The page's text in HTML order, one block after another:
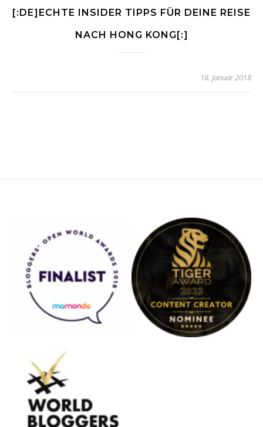
[:DE]ECHTE INSIDER TIPPS FÜR DEINE REISE
NACH HONG KONG[:]
18. Januar 2018